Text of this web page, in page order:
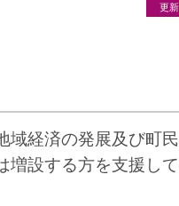
更
経済の発展及び町
設する方を支援して